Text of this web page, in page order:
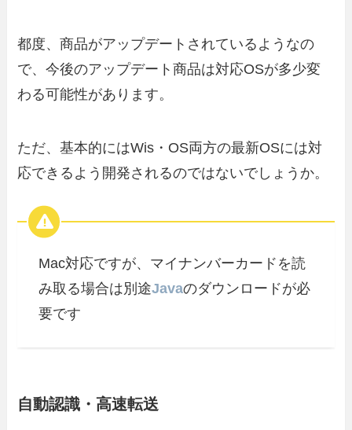
都度、商品がアップデートされているようなの
で、今後のアップデート商品は対応OSが多少変
わる可能性があります。
ただ、基本的にはWis・OS両方の最新OSには対
応できるよう開発されるのではないでしょうか。
Mac対応ですが、マイナンバーカードを読
み取る場合は別途Javaのダウンロードが必
要です
自動認識・高速転送